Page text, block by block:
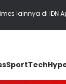
lainnya di IDN
SportTech